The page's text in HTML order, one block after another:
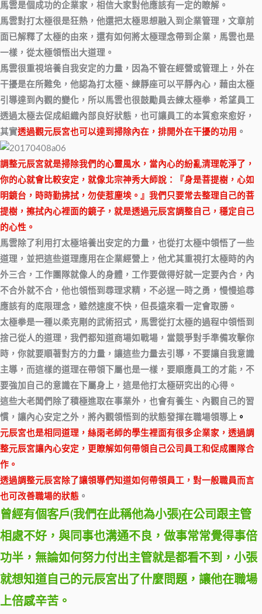
馬雲是個成功的企業家，相信大家對他應該有一定的瞭解。
馬雲對打太極很是狂熱，他還把太極思想融入到企業管理，文章前
面已解釋了太極的由來，還有如何將太極理念帶到企業，馬雲也是
一樣，從太極領悟出大道理。
馬雲很重視培養自我安定的力量，因為不管在經營或管理上，外在
干擾是在所難免，他認為打太極、練靜座可以平靜內心，藉由太極
引導達到內觀的變化，所以馬雲也很鼓勵員去練太極拳，希望員工
透過太極去促成組織內部良好狀態，也可讓員工的本質愈來愈好，
其實透過觀元辰宮也可以達到掃除內在，排開外在干擾的功用 。
調整元辰宮就是掃除我們的心靈風水，當內心的紛亂清理乾淨了，
你的心就會比較安定，就像北宗神秀大師說：『身是菩提樹，心如
明鏡台，時時勤拂拭，勿使惹塵埃。』我們只要常去整理自己的菩
提樹，擦拭內心裡面的鏡子，就是透過元辰宮調整自己，穩定自己
的心性。
馬雲除了利用打太極培養出安定的力量，也從打太極中領悟了一些
道理，並把這些道理應用在企業經營上，他尤其重視打太極時的內
外三合，工作團隊就像人的身體，工作要做得好就一定要內合，內
不合外就不合，他也領悟到尋理求精，不必逞一時之勇，慢慢追尋
應該有的底限理念，雖然速度不快，但長遠來看一定會取勝。
太極拳是一種以柔克剛的武術招式，馬雲從打太極的過程中領悟到
捨己從人的道理，我們都知道商場如戰場，當競爭對手準備攻擊你
時，你就要順著對方的力量，讓這些力量去引導，不要讓自我意識
主導，而這樣的道理在帶領下屬也是一樣，要順應員工的才能，不
要強加自己的意識在下屬身上，這是他打太極研究出的心得。
這些大老闆們除了積極進取在事業外，也會有養生、內觀自己的習
慣，讓內心安定之外，將內觀領悟到的狀態發揮在職場領導上 。
元辰宮也是相同道理，絲雨老師的學生裡面有很多企業家，透過調
整元辰宮讓內心安定，更瞭解如何帶領自己公司員工和促成團隊合
作。
透過調整元辰宮除了讓領導們知道如何帶領員工，對一般職員而言
也可改善職場的狀態 。
曾經有個客戶(我們在此稱他為小張)在公司跟主管
相處不好，與同事也溝通不良，做事常常覺得事倍
功半，無論如何努力付出主管就是都看不到，小張
就想知道自己的元辰宮出了什麼問題，讓他在職場
上倍感辛苦。